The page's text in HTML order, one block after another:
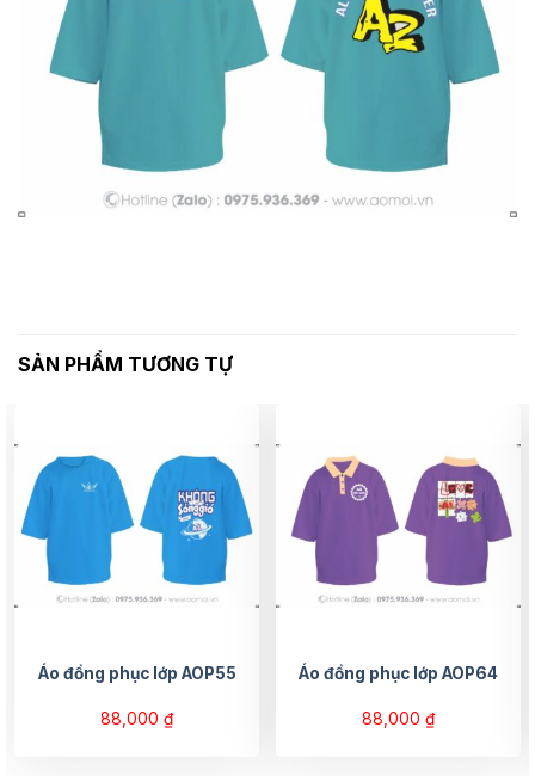
SẢN PHẨM TƯƠNG TỰ
Áo đồng phục lớp AOP55
88,000 ₫
Áo đồng phục lớp AOP64
88,000 ₫